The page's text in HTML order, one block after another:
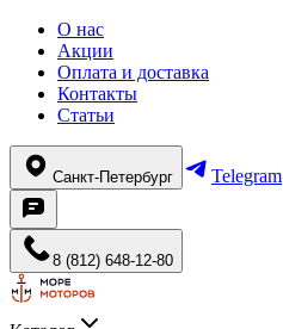
О нас
Акции
Оплата и доставка
Контакты
Статьи
Санкт-Петербург Telegram
8 (812) 648-12-80